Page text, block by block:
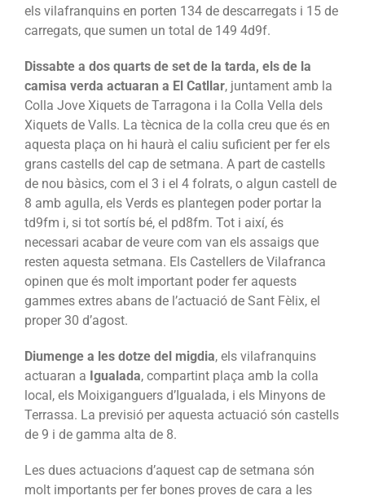
els vilafranquins en porten 134 de descarregats i 15 de
carregats, que sumen un total de 149 4d9f.
Dissabte a dos quarts de set de la tarda, els de la
camisa verda actuaran a El Catllar, juntament amb la
Colla Jove Xiquets de Tarragona i la Colla Vella dels
Xiquets de Valls. La tècnica de la colla creu que és en
aquesta plaça on hi haurà el caliu suficient per fer els
grans castells del cap de setmana. A part de castells
de nou bàsics, com el 3 i el 4 folrats, o algun castell de
8 amb agulla, els Verds es plantegen poder portar la
td9fm i, si tot sortís bé, el pd8fm. Tot i així, és
necessari acabar de veure com van els assaigs que
resten aquesta setmana. Els Castellers de Vilafranca
opinen que és molt important poder fer aquests
gammes extres abans de l’actuació de Sant Fèlix, el
proper 30 d’agost.
Diumenge a les dotze del migdia, els vilafranquins
actuaran a Igualada, compartint plaça amb la colla
local, els Moixiganguers d’Igualada, i els Minyons de
Terrassa. La previsió per aquesta actuació són castells
de 9 i de gamma alta de 8.
Les dues actuacions d’aquest cap de setmana són
molt importants per fer bones proves de cara a les